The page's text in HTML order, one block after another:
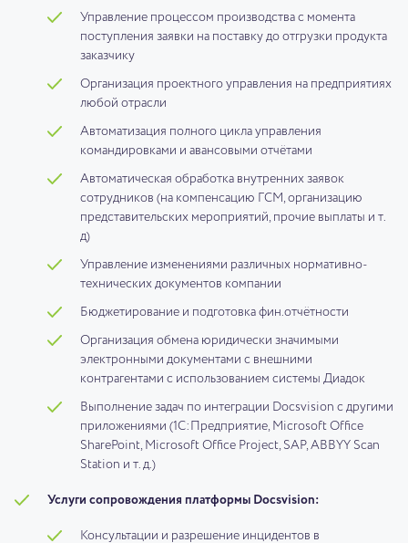
Управление процессом производства с момента
поступления заявки на поставку до отгрузки продукта
заказчику
Организация проектного управления на предприятиях
любой отрасли
Автоматизация полного цикла управления
командировками и авансовыми отчётами
Автоматическая обработка внутренних заявок
сотрудников (на компенсацию ГСМ, организацию
представительских мероприятий, прочие выплаты и т.
д)
Управление изменениями различных нормативно-
технических документов компании
Бюджетирование и подготовка фин.отчётности
Организация обмена юридически значимыми
электронными документами с внешними
контрагентами с использованием системы Диадок
Выполнение задач по интеграции Docsvision c другими
приложениями (1С:Предприятие, Microsoft Office
SharePoint, Microsoft Office Project, SAP, ABBYY Scan
Station и т. д.)
Услуги сопровождения платформы Docsvision:
Консультации и разрешение инцидентов в